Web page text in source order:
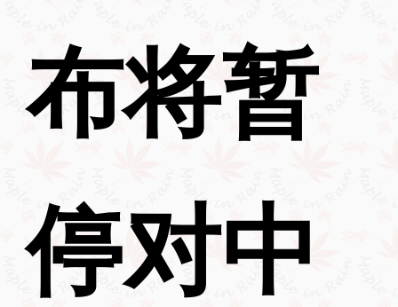
布将暂
停对中